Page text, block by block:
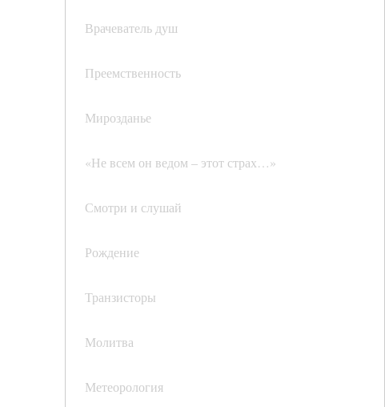
Врачеватель душ
Преемственность
Мирозданье
«Не всем он ведом – этот страх…»
Смотри и слушай
Рождение
Транзисторы
Молитва
Метеорология